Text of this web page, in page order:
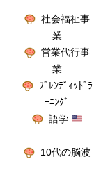
社会福祉事
業
営業代行事
業
ﾌﾞﾚﾝﾃﾞｨｯﾄﾞﾗ
ｰﾆﾝｸﾞ
語学
10代の脳波